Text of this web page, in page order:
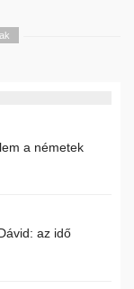
a németek
az idő